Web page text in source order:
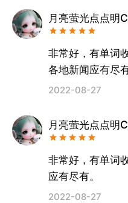
月亮萤光点点明
非常好，有单词
各地新闻应有尽
2022-08-27
月亮萤光点点明
非常好，有单词
应有尽有。
2022-08-27